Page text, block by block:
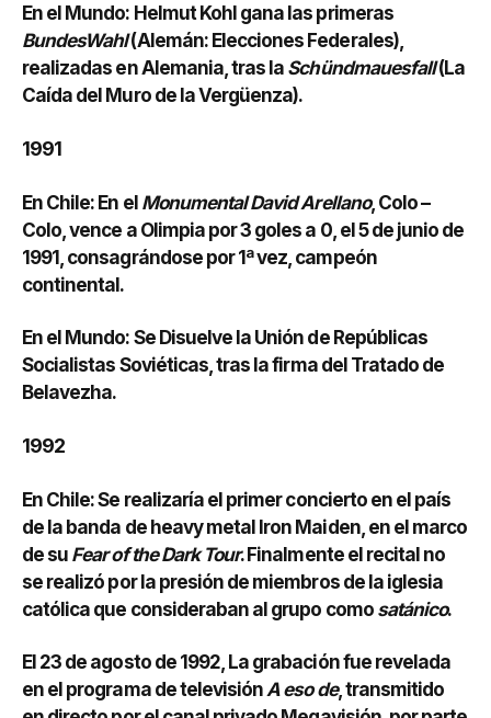
En el Mundo: Helmut Kohl gana las primeras
BundesWahl(Alemán: Elecciones Federales),
realizadas en Alemania, tras laSchündmauesfall(La
Caída del Muro de la Vergüenza).
1991
En Chile: En elMonumental David Arellano, Colo –
Colo, vence a Olimpia por 3 goles a 0, el 5 de junio de
1991, consagrándose por 1ª vez, campeón
continental.
En el Mundo: Se Disuelve la Unión de Repúblicas
Socialistas Soviéticas, tras la firma del Tratado de
Belavezha.
1992
En Chile: Se realizaría el primer concierto en el país
de la banda de heavy metal Iron Maiden, en el marco
de suFear of the Dark Tour. Finalmente el recital no
se realizó por la presión de miembros de la iglesia
católica que consideraban al grupo comosatánico.
El 23 de agosto de 1992, La grabación fue revelada
en el programa de televisiónA eso de, transmitido